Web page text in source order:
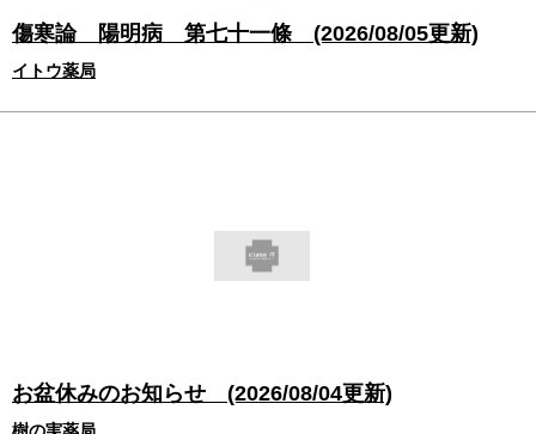
傷寒論 陽明病 第七十一條 (2026/08/05更新)
イトウ薬局
お盆休みのお知らせ (2026/08/04更新)